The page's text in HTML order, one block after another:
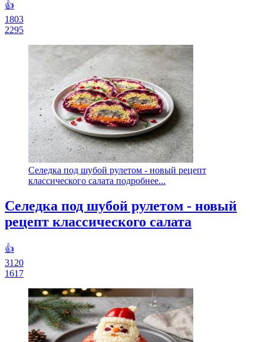
👍
1803
2295
Селедка под шубой рулетом - новый рецепт
классического салата подробнее...
Селедка под шубой рулетом - новый
рецепт классического салата
👍
3120
1617